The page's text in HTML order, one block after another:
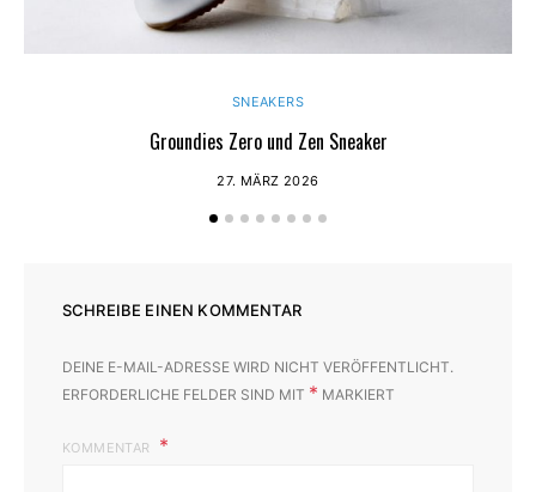
SNEAKERS
Groundies Zero und Zen Sneaker
27. MÄRZ 2026
SCHREIBE EINEN KOMMENTAR
DEINE E-MAIL-ADRESSE WIRD NICHT VERÖFFENTLICHT.
ERFORDERLICHE FELDER SIND MIT * MARKIERT
KOMMENTAR